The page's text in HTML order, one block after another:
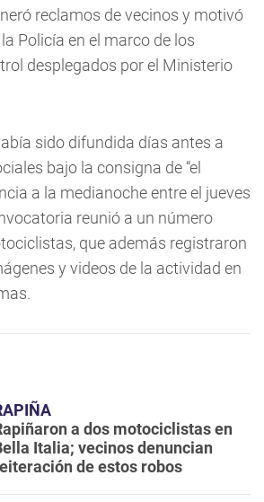
reclamos de vecinos y motivó
Policía en el marco de los
desplegados por el Ministerio
sido difundida días antes a
bajo la consigna de “el
a la medianoche entre el jueves
reunió a un número
que además registraron
y videos de la actividad en
a dos motociclistas en
Italia; vecinos denuncian
de estos robos